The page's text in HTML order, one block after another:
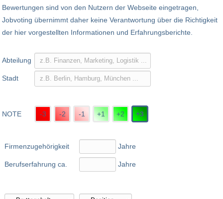
Bewertungen sind von den Nutzern der Webseite eingetragen,
Jobvoting übernimmt daher keine Verantwortung über die Richtigkeit
der hier vorgestellten Informationen und Erfahrungsberichte.
Abteilung
Stadt
NOTE -3 -2 -1 +1 +2 +3
Firmenzugehörigkeit
Berufserfahrung ca.
Jahre
Jahre